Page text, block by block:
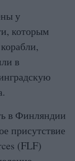
у
которым
в
в Финляндии
присутствие
(FLF)